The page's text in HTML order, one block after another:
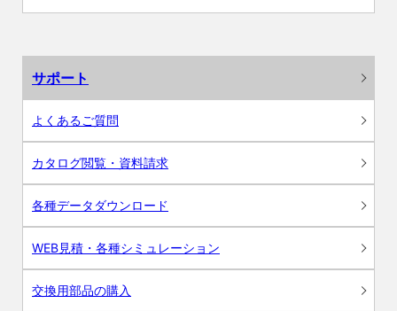
サポート
よくあるご質問
カタログ閲覧・資料請求
各種データダウンロード
WEB見積・各種シミュレーション
交換用部品の購入